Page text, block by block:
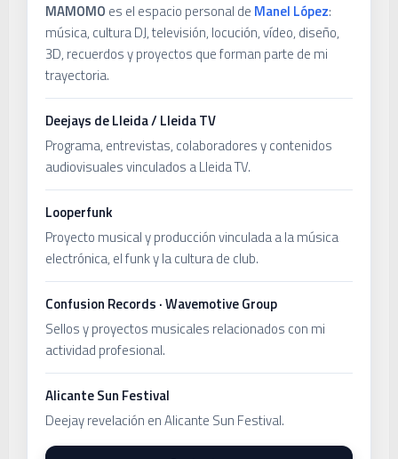
MAMOMO es el espacio personal de Manel López:
música, cultura DJ, televisión, locución, vídeo, diseño,
3D, recuerdos y proyectos que forman parte de mi
trayectoria.
Deejays de Lleida / Lleida TV
Programa, entrevistas, colaboradores y contenidos
audiovisuales vinculados a Lleida TV.
Looperfunk
Proyecto musical y producción vinculada a la música
electrónica, el funk y la cultura de club.
Confusion Records · Wavemotive Group
Sellos y proyectos musicales relacionados con mi
actividad profesional.
Alicante Sun Festival
Deejay revelación en Alicante Sun Festival.